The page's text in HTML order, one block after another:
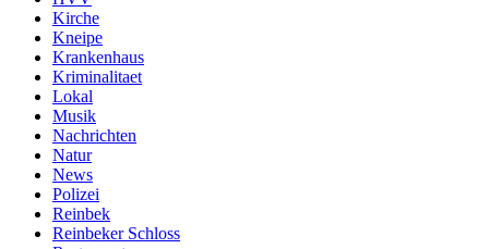
Kirche
Kneipe
Krankenhaus
Kriminalitaet
Lokal
Musik
Nachrichten
Natur
News
Polizei
Reinbek
Reinbeker Schloss